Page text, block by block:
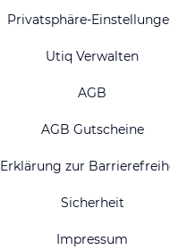
Privatsphäre-
Utiq Verwalten
AGB
AGB Gutscheine
Erklärung zur
Sicherheit
Impressum